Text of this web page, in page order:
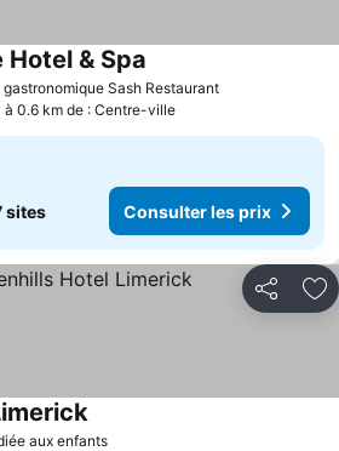
gastronomique Sash Restaurant
Hotel & Spa
à 0.6 km de : Centre-ville
sites Consulter les prix
Partager
aux enfants